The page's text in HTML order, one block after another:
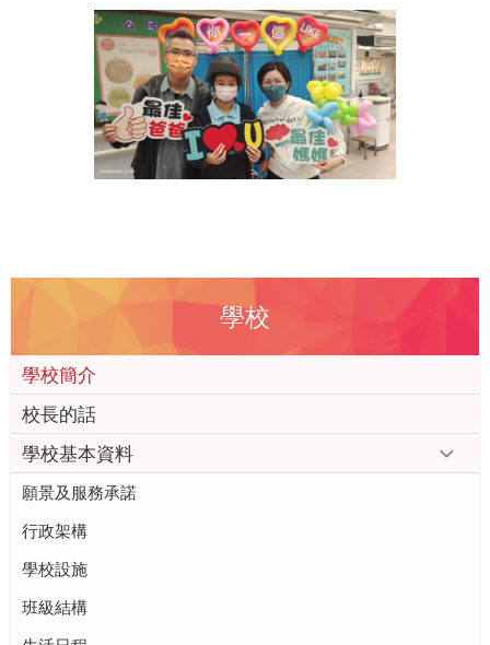
學校
學校簡介
校長的話
學校基本資料
願景及服務承諾
行政架構
學校設施
班級結構